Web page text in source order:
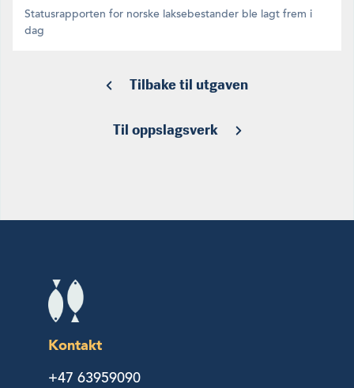
Statusrapporten for norske laksebestander ble lagt frem i
dag
Tilbake til utgaven
Til oppslagsverk
Kontakt
+47 63959090